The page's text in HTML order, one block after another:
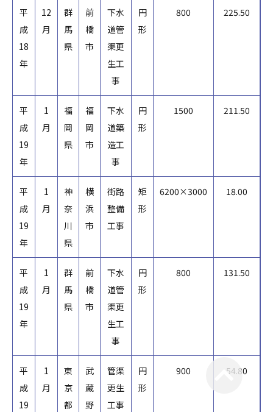
平
成
18
年
12
月
群
馬
県
前
橋
市
下水
道管
渠更
生工
事
円
形
800 225.50
平
成
19
年
1
月
福
岡
県
福
岡
市
下水
道築
造工
事
円
形
1500 211.50
平
成
19
年
1
月
神
奈
川
県
横
浜
市
街路
整備
工事
矩
形
6200×3000 18.00
平
成
19
年
1
月
群
馬
県
前
橋
市
下水
道管
渠更
生工
事
円
形
800 131.50
平
成
19
1
月
東
京
都
武
蔵
野
管渠
更生
工事
円
形
900 54.80